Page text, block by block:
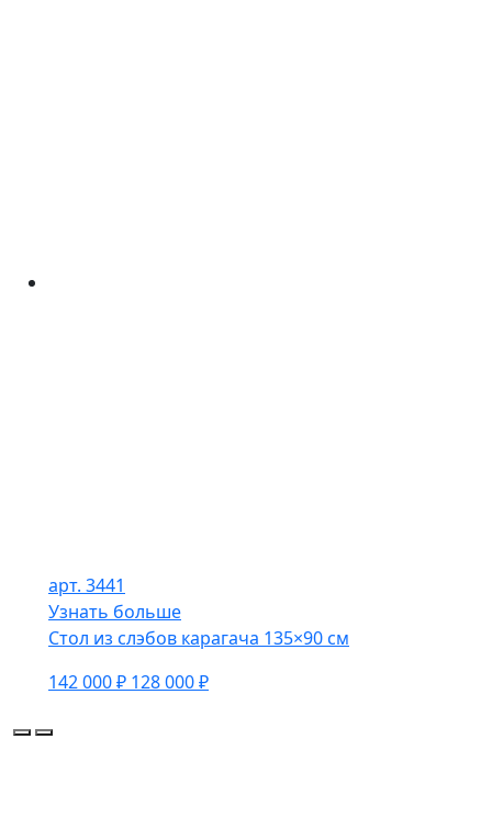
арт. 3441
Узнать больше
Стол из слэбов карагача 135×90 см
142 000 ₽ 128 000 ₽